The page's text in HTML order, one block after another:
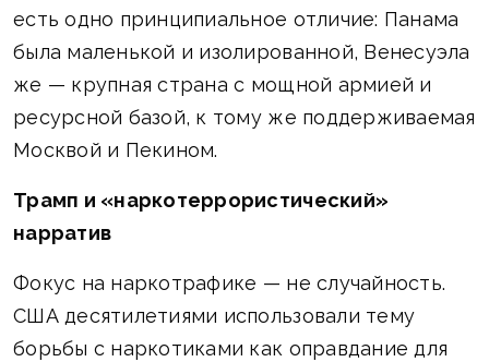
есть одно принципиальное отличие: Панама
была маленькой и изолированной, Венесуэла
же — крупная страна с мощной армией и
ресурсной базой, к тому же поддерживаемая
Москвой и Пекином.
Трамп и «наркотеррористический»
нарратив
Фокус на наркотрафике — не случайность.
США десятилетиями использовали тему
борьбы с наркотиками как оправдание для